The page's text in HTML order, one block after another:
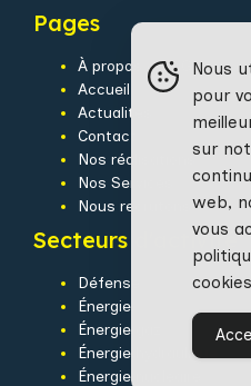
Pages
À propos de MGO
Accueil
Actualités
Contact
Nos réalisations
Nos Services
Nous recrutons
Secteurs d'activité
Défense
Énergie
Énergie gaz
Énergie hydraulique
Énergie nucléaire
Nous
pour
sur
web,
vous